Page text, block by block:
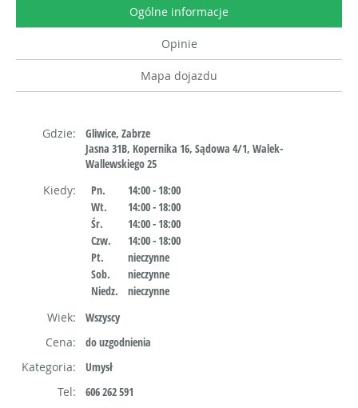
Ogólne informacje
Opinie
Mapa dojazdu
Gdzie:
Gliwice, Zabrze
Jasna 31B, Kopernika 16, Sądowa 4/1, Walek-
Wallewskiego 25
Kiedy:
Pn.
14:00 - 18:00
Wt.
14:00 - 18:00
Śr.
14:00 - 18:00
Czw.
14:00 - 18:00
Pt.
nieczynne
Sob.
nieczynne
Niedz.
nieczynne
Wiek:
Wszyscy
Cena:
do uzgodnienia
Kategoria:
Umysł
Tel:
606 262 591